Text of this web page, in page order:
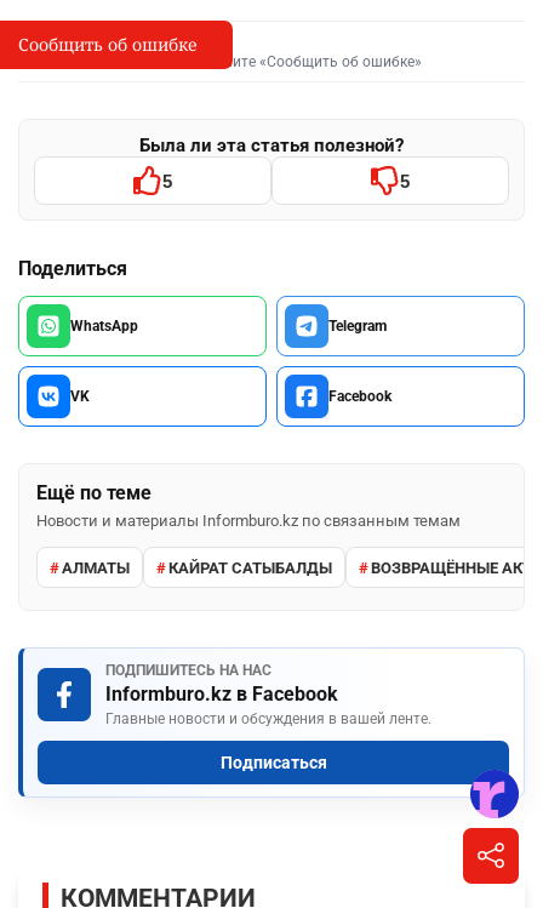
I
Сообщить об опечатке
Выделите фрагмент и нажмите «Сообщить об ошибке»
Была ли эта статья полезной?
5 5
Поделиться
WhatsApp Telegram
VK Facebook
Ещё по теме
Новости и материалы Informburo.kz по связанным темам
АЛМАТЫ КАЙРАТ САТЫБАЛДЫ ВОЗВРАЩЁННЫЕ
ПОДПИШИТЕСЬ НА НАС
Informburo.kz в Facebook
Главные новости и обсуждения в вашей ленте.
Подписаться
Сообщить об ошибке
КОММЕНТАРИИ